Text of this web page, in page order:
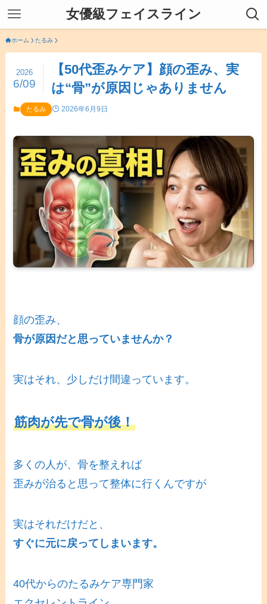
女優級フェイスライン
ホーム たるみ
【50代歪みケア】顔の歪み、実
は“骨”が原因じゃありません
2026
6/09
たるみ 2026年6月9日
顔の歪み、
骨が原因だと思っていませんか？
実はそれ、少しだけ間違っています。
筋肉が先で骨が後！
多くの人が、骨を整えれば
歪みが治ると思って整体に行くんですが
実はそれだけだと、
すぐに元に戻ってしまいます。
40代からのたるみケア専門家